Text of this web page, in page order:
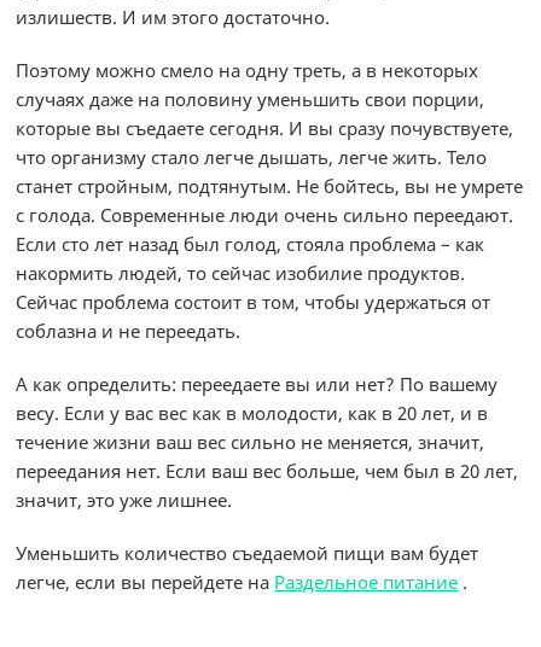
излишеств. И им этого достаточно.
Поэтому можно смело на одну треть, а в некоторых
случаях даже на половину уменьшить свои порции,
которые вы съедаете сегодня. И вы сразу почувствуете,
что организму стало легче дышать, легче жить. Тело
станет стройным, подтянутым. Не бойтесь, вы не умрете
с голода. Современные люди очень сильно переедают.
Если сто лет назад был голод, стояла проблема – как
накормить людей, то сейчас изобилие продуктов.
Сейчас проблема состоит в том, чтобы удержаться от
соблазна и не переедать.
А как определить: переедаете вы или нет? По вашему
весу. Если у вас вес как в молодости, как в 20 лет, и в
течение жизни ваш вес сильно не меняется, значит,
переедания нет. Если ваш вес больше, чем был в 20 лет,
значит, это уже лишнее.
Уменьшить количество съедаемой пищи вам будет
легче, если вы перейдете на Раздельное питание .